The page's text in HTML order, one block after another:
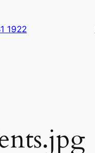
1922